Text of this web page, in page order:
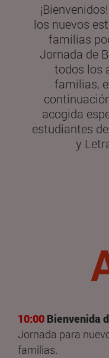
los nuevos
familias
Jornada de
todos los
familias,
acogida
estudiantes
y
10:00 Bienvenida
Jornada para
familias.